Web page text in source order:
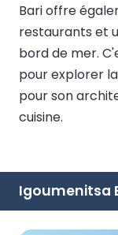
Bari offre
restaurants et
bord de mer.
pour explorer
pour son
cuisine.
Igoumenitsa